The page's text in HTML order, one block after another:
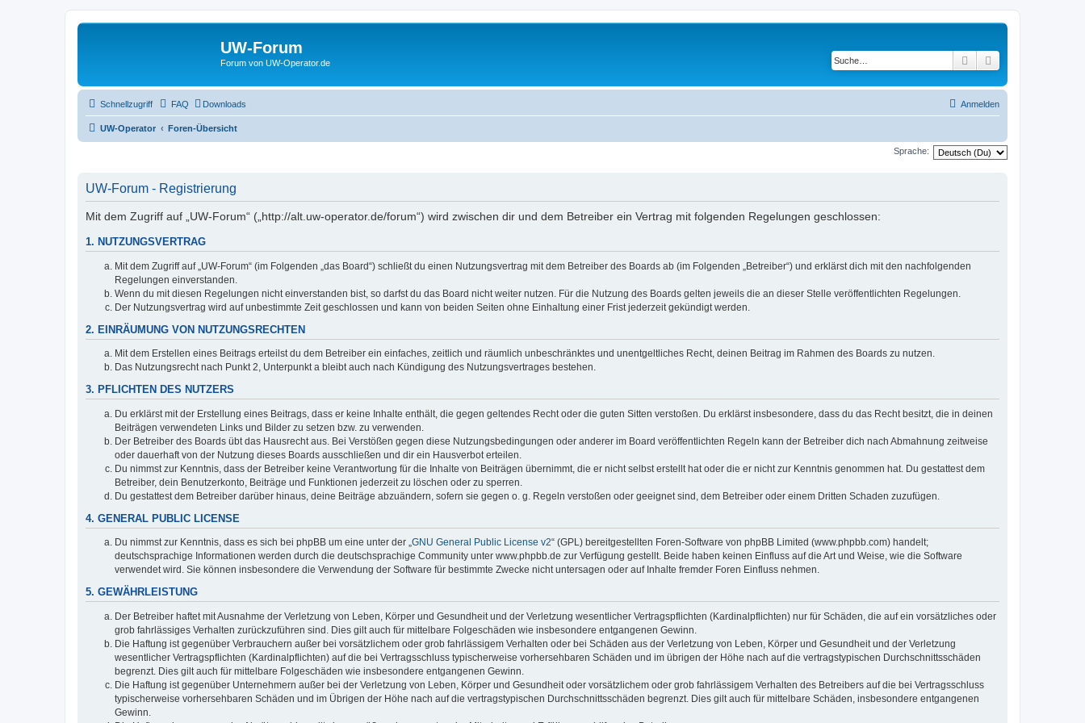
UW-Forum
Forum von UW-Operator.de Suche
Schnellzugriff FAQ Downloads Anmelden
UW-Operator Foren-Übersicht
Sprache:
UW-Forum - Registrierung
Mit dem Zugriff auf „UW-Forum“ („http://alt.uw-operator.de/forum“) wird zwischen dir und dem Betreiber ein Vertrag mit folgenden Regelungen geschlossen:
1. NUTZUNGSVERTRAG
Mit dem Zugriff auf „UW-Forum“ (im Folgenden „das Board“) schließt du einen Nutzungsvertrag mit dem Betreiber des Boards ab (im Folgenden „Betreiber“) und erklärst dich mit den nachfolgenden
Regelungen einverstanden.
Wenn du mit diesen Regelungen nicht einverstanden bist, so darfst du das Board nicht weiter nutzen. Für die Nutzung des Boards gelten jeweils die an dieser Stelle veröffentlichten Regelungen.
Der Nutzungsvertrag wird auf unbestimmte Zeit geschlossen und kann von beiden Seiten ohne Einhaltung einer Frist jederzeit gekündigt werden.
2. EINRÄUMUNG VON NUTZUNGSRECHTEN
Mit dem Erstellen eines Beitrags erteilst du dem Betreiber ein einfaches, zeitlich und räumlich unbeschränktes und unentgeltliches Recht, deinen Beitrag im Rahmen des Boards zu nutzen.
Das Nutzungsrecht nach Punkt 2, Unterpunkt a bleibt auch nach Kündigung des Nutzungsvertrages bestehen.
3. PFLICHTEN DES NUTZERS
Du erklärst mit der Erstellung eines Beitrags, dass er keine Inhalte enthält, die gegen geltendes Recht oder die guten Sitten verstoßen. Du erklärst insbesondere, dass du das Recht besitzt, die in deinen
Beiträgen verwendeten Links und Bilder zu setzen bzw. zu verwenden.
Der Betreiber des Boards übt das Hausrecht aus. Bei Verstößen gegen diese Nutzungsbedingungen oder anderer im Board veröffentlichten Regeln kann der Betreiber dich nach Abmahnung zeitweise
oder dauerhaft von der Nutzung dieses Boards ausschließen und dir ein Hausverbot erteilen.
Du nimmst zur Kenntnis, dass der Betreiber keine Verantwortung für die Inhalte von Beiträgen übernimmt, die er nicht selbst erstellt hat oder die er nicht zur Kenntnis genommen hat. Du gestattest dem
Betreiber, dein Benutzerkonto, Beiträge und Funktionen jederzeit zu löschen oder zu sperren.
Du gestattest dem Betreiber darüber hinaus, deine Beiträge abzuändern, sofern sie gegen o. g. Regeln verstoßen oder geeignet sind, dem Betreiber oder einem Dritten Schaden zuzufügen.
4. GENERAL PUBLIC LICENSE
Du nimmst zur Kenntnis, dass es sich bei phpBB um eine unter der „GNU General Public License v2“ (GPL) bereitgestellten Foren-Software von phpBB Limited (www.phpbb.com) handelt;
deutschsprachige Informationen werden durch die deutschsprachige Community unter www.phpbb.de zur Verfügung gestellt. Beide haben keinen Einfluss auf die Art und Weise, wie die Software
verwendet wird. Sie können insbesondere die Verwendung der Software für bestimmte Zwecke nicht untersagen oder auf Inhalte fremder Foren Einfluss nehmen.
5. GEWÄHRLEISTUNG
Der Betreiber haftet mit Ausnahme der Verletzung von Leben, Körper und Gesundheit und der Verletzung wesentlicher Vertragspflichten (Kardinalpflichten) nur für Schäden, die auf ein vorsätzliches oder
grob fahrlässiges Verhalten zurückzuführen sind. Dies gilt auch für mittelbare Folgeschäden wie insbesondere entgangenen Gewinn.
Die Haftung ist gegenüber Verbrauchern außer bei vorsätzlichem oder grob fahrlässigem Verhalten oder bei Schäden aus der Verletzung von Leben, Körper und Gesundheit und der Verletzung
wesentlicher Vertragspflichten (Kardinalpflichten) auf die bei Vertragsschluss typischerweise vorhersehbaren Schäden und im übrigen der Höhe nach auf die vertragstypischen Durchschnittsschäden
begrenzt. Dies gilt auch für mittelbare Folgeschäden wie insbesondere entgangenen Gewinn.
Die Haftung ist gegenüber Unternehmern außer bei der Verletzung von Leben, Körper und Gesundheit oder vorsätzlichem oder grob fahrlässigem Verhalten des Betreibers auf die bei Vertragsschluss
typischerweise vorhersehbaren Schäden und im Übrigen der Höhe nach auf die vertragstypischen Durchschnittsschäden begrenzt. Dies gilt auch für mittelbare Schäden, insbesondere entgangenen
Gewinn.